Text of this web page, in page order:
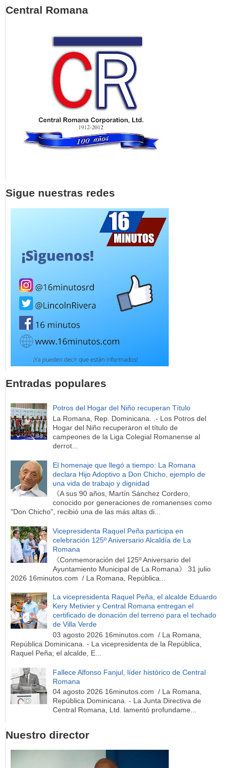
Central Romana
Sigue nuestras redes
Entradas populares
Potros del Hogar del Niño recuperan Título
La Romana, Rep. Dominicana. .- Los Potros del
Hogar del Niño recuperaron el título de
campeones de la Liga Colegial Romanense al
derrot...
El homenaje que llegó a tiempo: La Romana
declara Hijo Adoptivo a Don Chicho, ejemplo de
una vida de trabajo y dignidad
《A sus 90 años, Martín Sánchez Cordero,
conocido por generaciones de romanenses como
"Don Chicho", recibió una de las más altas di...
Vicepresidenta Raquel Peña participa en
celebración 125º Aniversario Alcaldía de La
Romana
《Conmemoración del 125º Aniversario del
Ayuntamiento Municipal de La Romana》 31 julio
2026 16minutos.com / La Romana, República...
La vicepresidenta Raquel Peña, el alcalde Eduardo
Kery Metivier y Central Romana entregan el
certificado de donación del terreno para el techado
de Villa Verde
03 agosto 2026 16minutos.com / La Romana,
República Dominicana. - La vicepresidenta de la República,
Raquel Peña; el alcalde, E...
Fallece Alfonso Fanjul, líder histórico de Central
Romana
04 agosto 2026 16minutos.com / La Romana,
República Dominicana. - La Junta Directiva de
Central Romana, Ltd. lamentó profundame...
Nuestro director